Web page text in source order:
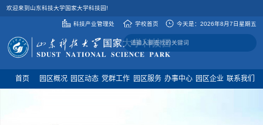
欢迎来到山东科技大学国家大学科技园!
科技产业管理处 学校首页 今天是： 2026年8月7日星期五
首页 园区概况 园区动态 党群工作 园区服务 办事中心 园区企业 联系我们